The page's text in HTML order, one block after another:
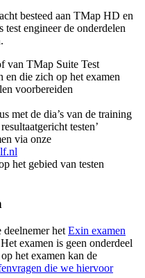
besteed aan TMap HD en
engineer de onderdelen
van TMap Suite Test
die zich op het examen
voorbereiden
met de dia’s van de training
testen’
via onze
het gebied van testen
het Exin examen
examen is geen onderdeel
het examen kan de
die we hiervoor